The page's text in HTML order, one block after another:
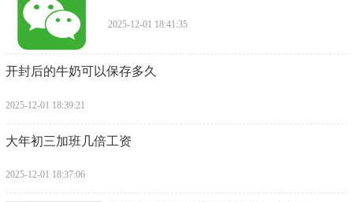
2025-12-01 18:41:35
​开封后的牛奶可以保存多久
2025-12-01 18:39:21
​大年初三加班几倍工资
2025-12-01 18:37:06